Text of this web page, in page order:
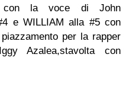
con la voce di John
e WILLIAM alla #5 con
per la rapper
Azalea,stavolta con